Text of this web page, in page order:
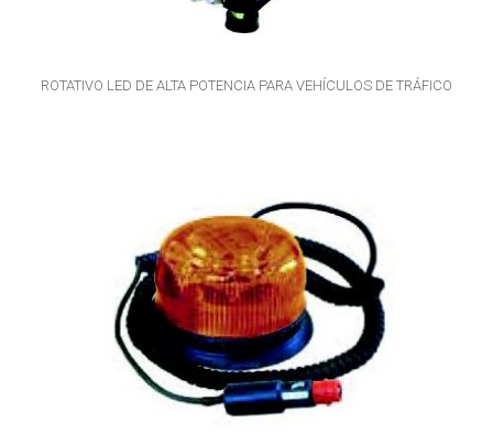
ROTATIVO LED DE ALTA POTENCIA PARA VEHÍCULOS DE TRÁFICO